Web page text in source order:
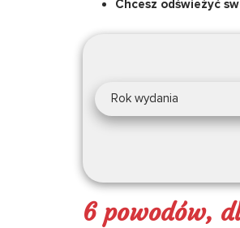
Chcesz odświeżyć
Rok wydania
6 powodów,